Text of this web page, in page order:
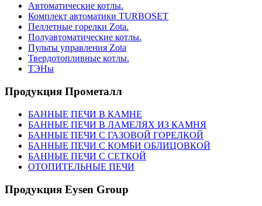
Автоматические котлы.
Комплект автоматики TURBOSET
Пеллетные горелки Zota.
Полуавтоматические котлы.
Пульты управления Zota
Твердотопливные котлы.
ТЭНы
Продукция Прометалл
БАННЫЕ ПЕЧИ В КАМНЕ
БАННЫЕ ПЕЧИ В ЛАМЕЛЯХ ИЗ КАМНЯ
БАННЫЕ ПЕЧИ С ГАЗОВОЙ ГОРЕЛКОЙ
БАННЫЕ ПЕЧИ С КОМБИ ОБЛИЦОВКОЙ
БАННЫЕ ПЕЧИ С СЕТКОЙ
ОТОПИТЕЛЬНЫЕ ПЕЧИ
Продукция Eysen Group